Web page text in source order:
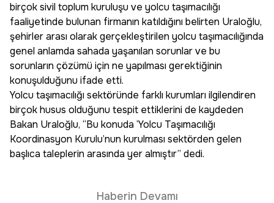
birçok sivil toplum kuruluşu ve yolcu taşımacılığı
faaliyetinde bulunan firmanın katıldığını belirten Uraloğlu,
şehirler arası olarak gerçekleştirilen yolcu taşımacılığında
genel anlamda sahada yaşanılan sorunlar ve bu
sorunların çözümü için ne yapılması gerektiğinin
konuşulduğunu ifade etti.
Yolcu taşımacılığı sektöründe farklı kurumları ilgilendiren
birçok husus olduğunu tespit ettiklerini de kaydeden
Bakan Uraloğlu, “Bu konuda ‘Yolcu Taşımacılığı
Koordinasyon Kurulu’nun kurulması sektörden gelen
başlıca taleplerin arasında yer almıştır” dedi.
Haberin Devamı